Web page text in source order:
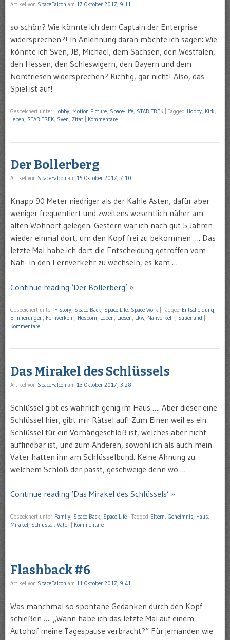
Artikel von SpaceFalcon am 17 Oktober 2017, 9:11
so schön? Wie könnte ich dem Captain der Enterprise
widersprechen?! In Anlehnung daran möchte ich sagen: Wie
könnte ich Sven, JB, Michael, dem Sachsen, den Westfalen,
den Hessen, den Schleswigern, den Bayern und dem
Nordfriesen widersprechen? Richtig, gar nicht! Also, das
Spiel ist auf!
Gespeichert unter Hobby, Motion Picture, Space-Life, STAR TREK Tagged Hobby, Kirk,
Leben, STAR TREK, Sven, Zitat Kommentare
Der Bollerberg
Artikel von SpaceFalcon am 15 Oktober 2017, 7:10
Knapp 90 Meter niedriger als der Kahle Asten, dafür aber
weniger frequentiert und zweitens wesentlich näher am
alten Wohnort gelegen. Gestern war ich nach gut 5 Jahren
wieder einmal dort, um den Kopf frei zu bekommen …. Das
letzte Mal habe ich dort die Entscheidung getroffen vom
Nah- in den Fernverkehr zu wechseln, es kam …
Continue reading ‘Der Bollerberg’ »
Gespeichert unter History, Space-Back, Space-Life, Space-Work Tagged Entscheidung,
Erinnerungen, Fernverkehr, Hesborn, Leben, Liesen, Lkw, Nahverkehr, Sauerland
Kommentare
Das Mirakel des Schlüssels
Artikel von SpaceFalcon am 13 Oktober 2017, 3:28
Schlüssel gibt es wahrlich genig im Haus …. Aber dieser eine
Schlüssel hier, gibt mir Rätsel auf! Zum Einen weil es ein
Schlüssel für ein Vorhängeschloß ist, welches aber nicht
auffindbar ist, und zum Anderen, sowohl ich als auch mein
Vater hatten ihn am Schlüsselbund. Keine Ahnung zu
welchem Schloß der passt, geschweige denn wo …
Continue reading ‘Das Mirakel des Schlüssels’ »
Gespeichert unter Family, Space-Back, Space-Life Tagged Eltern, Geheimnis, Haus,
Mirakel, Schlüssel, Vater Kommentare
Flashback #6
Artikel von SpaceFalcon am 11 Oktober 2017, 9:41
Was manchmal so spontane Gedanken durch den Kopf
schießen …. „Wann habe ich das letzte Mal auf einem
Autohof meine Tagespause verbracht?“ Für jemanden wie